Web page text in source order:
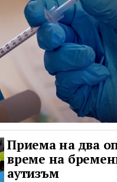
Приема на два
време на
аутизъм